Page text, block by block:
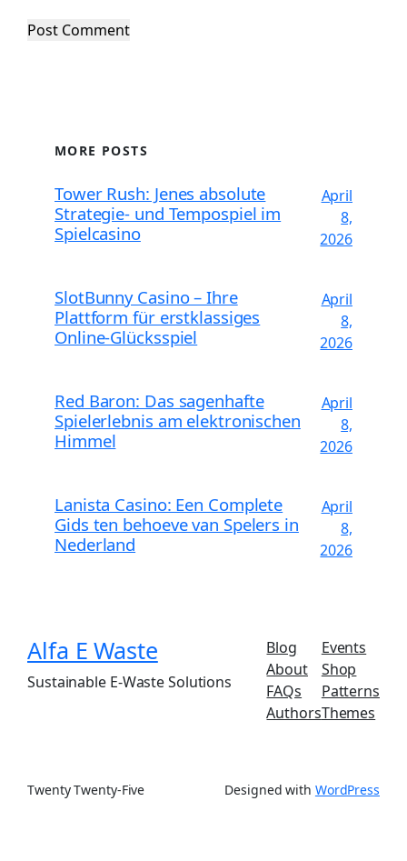
MORE POSTS
Tower Rush: Jenes absolute
Strategie- und Tempospiel im
Spielcasino
April
8,
2026
SlotBunny Casino – Ihre
Plattform für erstklassiges
Online-Glücksspiel
April
8,
2026
Red Baron: Das sagenhafte
Spielerlebnis am elektronischen
Himmel
April
8,
2026
Lanista Casino: Een Complete
Gids ten behoeve van Spelers in
Nederland
April
8,
2026
Alfa E Waste
Sustainable E-Waste Solutions
Blog
About
FAQs
Authors
Events
Shop
Patterns
Themes
Twenty Twenty-Five Designed with WordPress